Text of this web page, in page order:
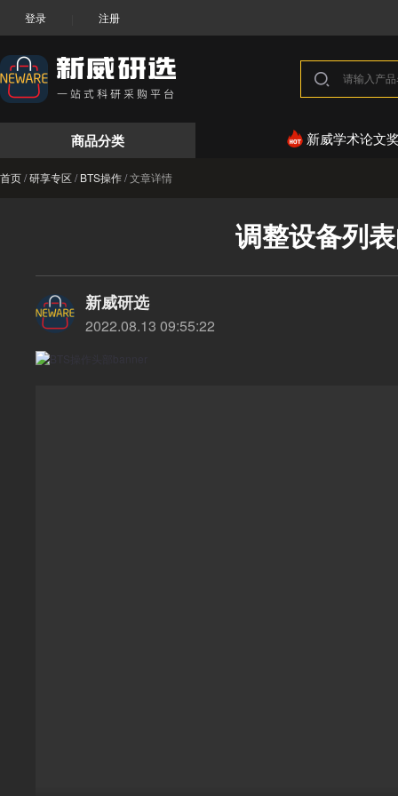
登录 注册
商品分类 新威学术论文
首页/研享专区/BTS操作/文章详情
调整设备列
新威研选
2022.08.13 09:55:22